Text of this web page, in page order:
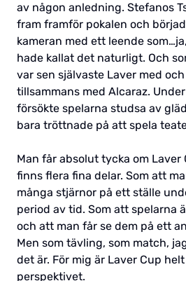
av någon anledning. Stefanos
fram framför pokalen och
kameran med ett leende
hade kallat det naturligt. Och
var sen självaste Laver med
tillsammans med Alcaraz.
försökte spelarna studsa av
bara tröttnade på att spela
Man får absolut tycka om
finns flera fina delar. Som att
många stjärnor på ett ställe
period av tid. Som att spelarna
och att man får se dem på ett
Men som tävling, som match,
det är. För mig är Laver Cup
perspektivet.